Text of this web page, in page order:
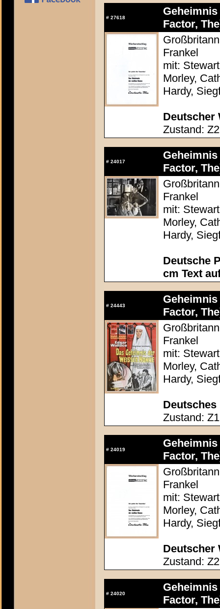
# 27618
Factor,
Frankel
mit:
Morley,
Hardy,
Deutscher
Zustand:
# 24017
Factor,
Frankel
mit:
Morley,
Hardy,
Deutsche
cm Text
# 24443
Factor,
Frankel
mit:
Morley,
Hardy,
Deutsches
Zustand:
# 24019
Factor,
Frankel
mit:
Morley,
Hardy,
Deutscher
Zustand: Z2
# 24020
Factor,